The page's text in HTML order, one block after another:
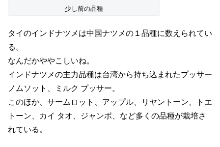
少し前の品種
タイのインドナツメは中国ナツメの１品種に数えられてい
る。
なんだかややこしいね。
インドナツメの主力品種は台湾から持ち込まれたプッサー
ノムソット、ミルク プッサー。
このほか、サームロット、アップル、リヤントーン、トエ
トーン、カイ タオ、ジャンボ、など多くの品種が栽培さ
れている。